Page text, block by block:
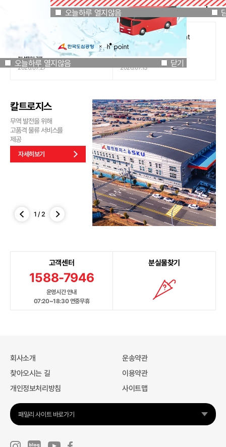
오늘하루 열지않음
오늘하루 열지않음 닫기
오늘하루 열지않음
공지사항
[인천국제공항공사 x 잔망루피]
공항은 GREEN하게, 굿즈는
특별하게!
2026.07.27
도심공항리무진 x H.Point
할인쿠폰 이벤트
2026.07.13
칼트로지스
무역 발전을 위해
고품격 물류 서비스를
제공
자세히보기
1 /2
고객센터
1588-7946
운영시간 안내
07:20~18:30 연중무휴
분실물찾기
회사소개
운송약관
찾아오시는 길
이용약관
개인정보처리방침
사이트맵
패밀리 사이트 바로가기